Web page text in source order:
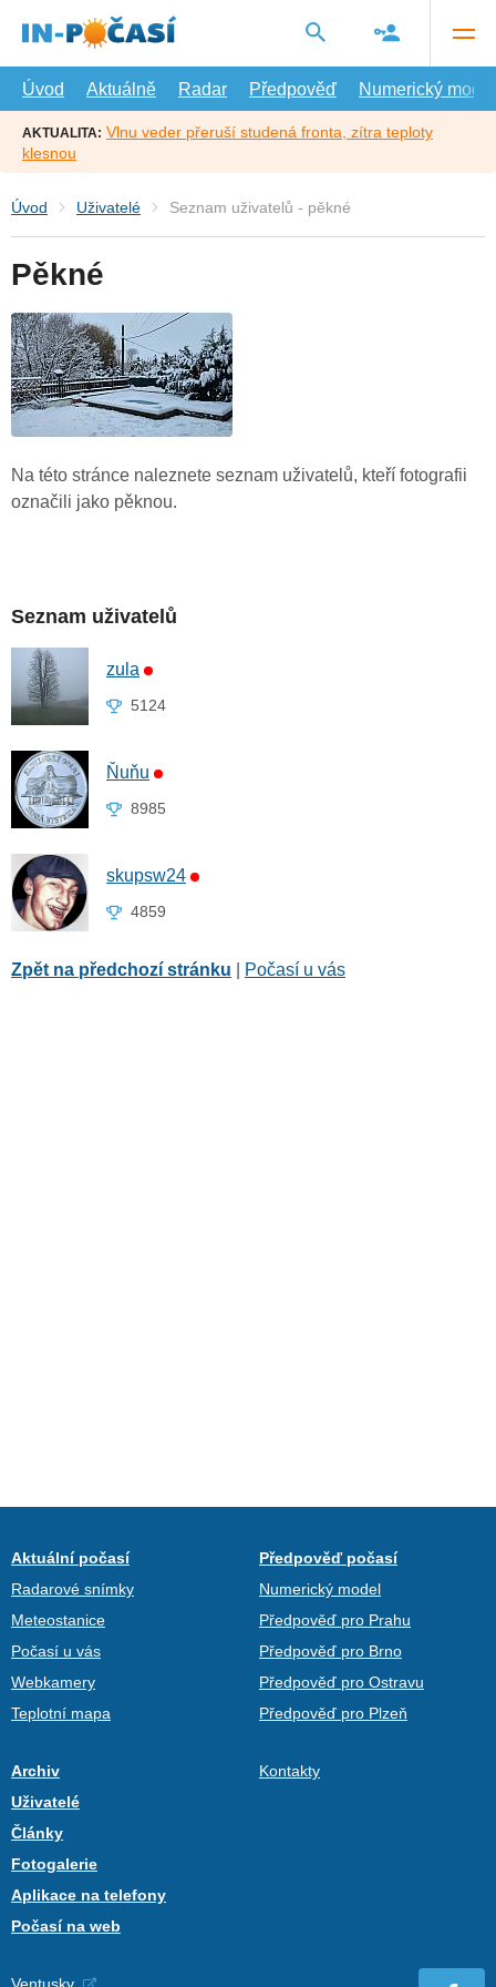
hlavní
Úvod
Aktuálně Radar Předpověď Numerický model
AKTUALITA: Vlnu veder přeruší studená fronta, zítra teploty
klesnou
Úvod Uživatelé Seznam uživatelů - pěkné
Pěkné
Na této stránce naleznete seznam uživatelů, kteří fotografii
označili jako pěknou.
Seznam uživatelů
zula
5124
Ňuňu
8985
skupsw24
4859
Zpět na předchozí stránku Počasí u vás
Aktuální počasí
Radarové snímky
Meteostanice
Počasí u vás
Webkamery
Teplotní mapa
Předpověď počasí
Numerický model
Předpověď pro Prahu
Předpověď pro Brno
Předpověď pro Ostravu
Předpověď pro Plzeň
Archiv
Uživatelé
Články
Fotogalerie
Aplikace na telefony
Počasí na web
Kontakty